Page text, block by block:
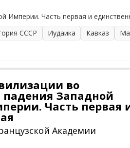
Империи. Часть первая и
СССР Иудаика Кавказ
во
Западной
Часть первая
Академии